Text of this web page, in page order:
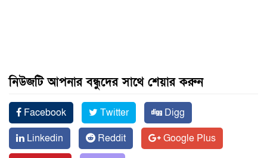
নিউজটি আপনার বন্ধুদের সাথে শেয়ার করুন
Facebook Twitter
Digg
Linkedin
Reddit
Google Plus